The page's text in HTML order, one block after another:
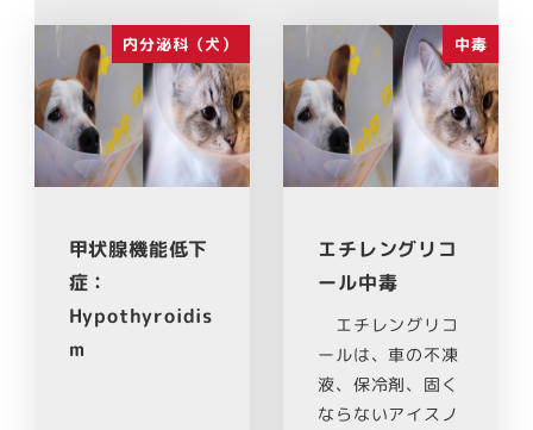
内分泌科（犬）
甲状腺機能低下
症：
Hypothyroidis
m
中毒
エチレングリコ
ール中毒
エチレングリコ
ールは、車の不凍
液、保冷剤、固く
ならないアイスノ